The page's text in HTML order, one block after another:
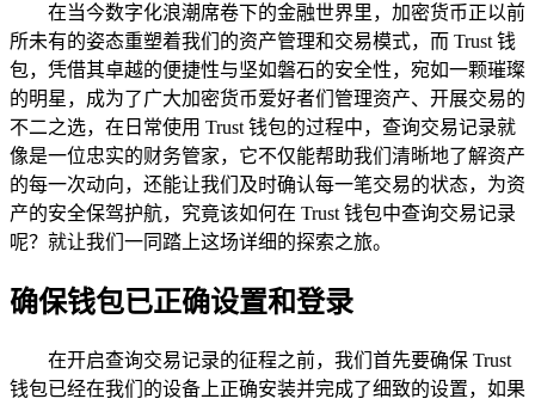
在当今数字化浪潮席卷下的金融世界里，加密货币正以前
所未有的姿态重塑着我们的资产管理和交易模式，而 Trust 钱
包，凭借其卓越的便捷性与坚如磐石的安全性，宛如一颗璀璨
的明星，成为了广大加密货币爱好者们管理资产、开展交易的
不二之选，在日常使用 Trust 钱包的过程中，查询交易记录就
像是一位忠实的财务管家，它不仅能帮助我们清晰地了解资产
的每一次动向，还能让我们及时确认每一笔交易的状态，为资
产的安全保驾护航，究竟该如何在 Trust 钱包中查询交易记录
呢？就让我们一同踏上这场详细的探索之旅。
确保钱包已正确设置和登录
在开启查询交易记录的征程之前，我们首先要确保 Trust
钱包已经在我们的设备上正确安装并完成了细致的设置，如果